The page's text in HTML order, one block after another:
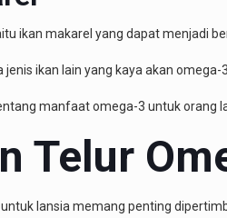
ikan makarel yang dapat menjadi
jenis ikan lain yang kaya akan
manfaat omega-3 untuk
Telur
lansia memang penting